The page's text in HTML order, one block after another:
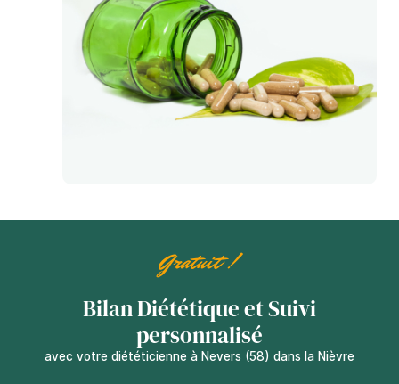
Gratuit !
Bilan Diététiqueet Suivi
personnalisé
avec votre diététicienne à Nevers (58) dans la Nièvre